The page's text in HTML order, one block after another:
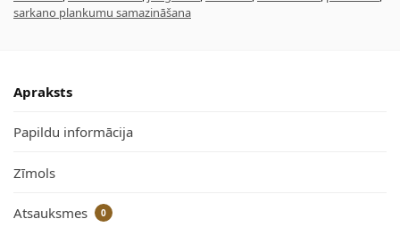
sarkano plankumu samazināšana
Apraksts
Papildu informācija
Zīmols
Atsauksmes 0